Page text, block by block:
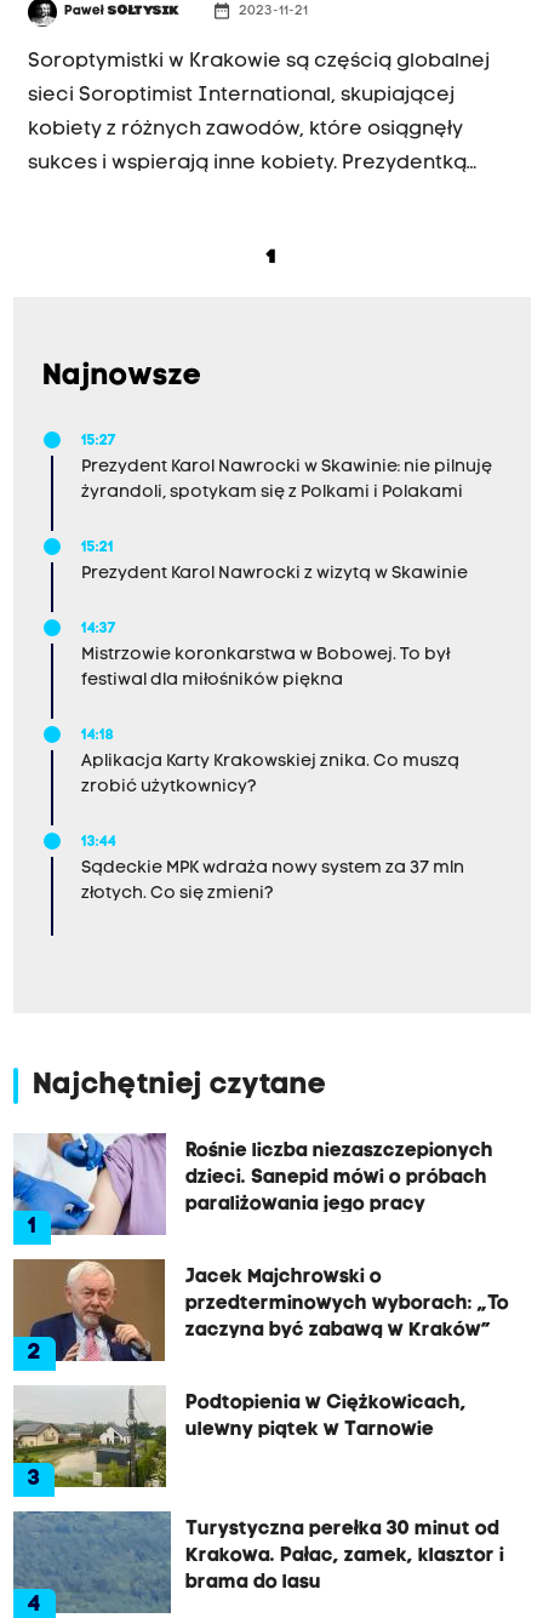
PawełSOŁTYSIK date_range 2023-11-21
Soroptymistki w Krakowie są częścią globalnej
sieci Soroptimist International, skupiającej
kobiety z różnych zawodów, które osiągnęły
sukces i wspierają inne kobiety. Prezydentką
angażuje się w różnorodne działania, m.in.
zawodowego, a także pomaganie w sytuacjach
1
Najnowsze
15:27
Prezydent Karol Nawrocki w Skawinie: nie pilnuję
żyrandoli, spotykam się z Polkami i Polakami
15:21
Prezydent Karol Nawrocki z wizytą w Skawinie
14:37
Mistrzowie koronkarstwa w Bobowej. To był
festiwal dla miłośników piękna
14:18
Aplikacja Karty Krakowskiej znika. Co muszą
zrobić użytkownicy?
13:44
Sądeckie MPK wdraża nowy system za 37 mln
złotych. Co się zmieni?
Najchętniej czytane
1
Rośnie liczba niezaszczepionych
dzieci. Sanepid mówi o próbach
paraliżowania jego pracy
2
Jacek Majchrowski o
przedterminowych wyborach: „To
zaczyna być zabawą w Kraków”
3
Podtopienia w Ciężkowicach,
ulewny piątek w Tarnowie
4
Turystyczna perełka 30 minut od
Krakowa. Pałac, zamek, klasztor i
brama do lasu